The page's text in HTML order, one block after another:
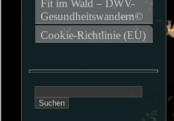
Fit im Wald – DWV-
Gesundheitswandern©
Cookie-Richtlinie (EU)
nach: